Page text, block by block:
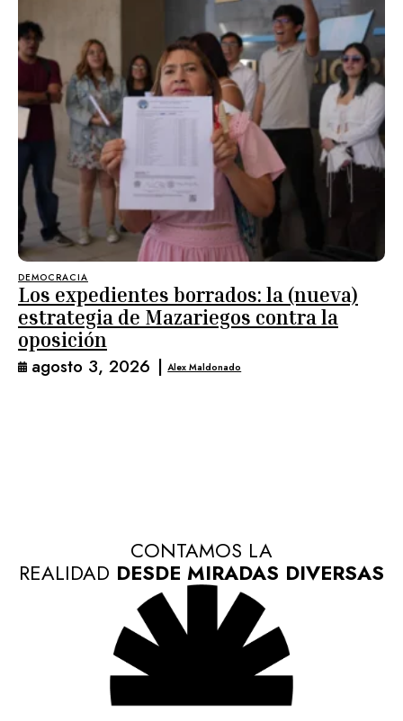
DEMOCRACIA
Los expedientes borrados: la (nueva)
estrategia de Mazariegos contra la
oposición
agosto 3, 2026 | Alex Maldonado
CONTAMOS LA
REALIDAD DESDE MIRADAS DIVERSAS